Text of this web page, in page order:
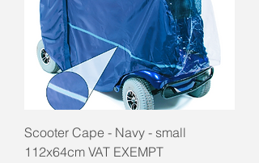
Scooter Cape - Navy - small
112x64cm VAT EXEMPT